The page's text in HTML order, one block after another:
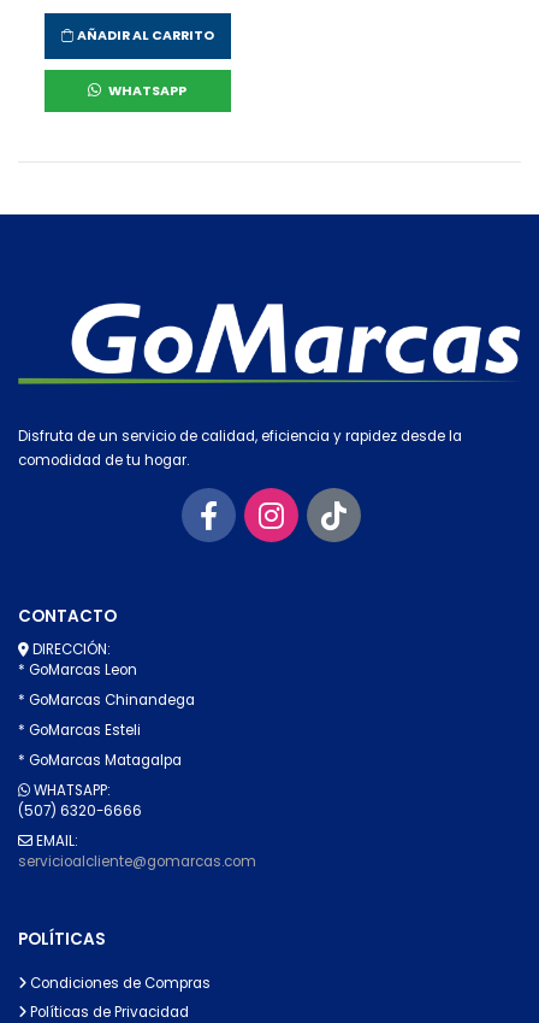
AÑADIR AL CARRITO
WHATSAPP
Disfruta de un servicio de calidad, eficiencia y rapidez desde la
comodidad de tu hogar.
CONTACTO
DIRECCIÓN:
* GoMarcas Leon
* GoMarcas Chinandega
* GoMarcas Esteli
* GoMarcas Matagalpa
WHATSAPP:
(507) 6320-6666
EMAIL:
servicioalcliente@gomarcas.com
POLÍTICAS
Condiciones de Compras
Políticas de Privacidad